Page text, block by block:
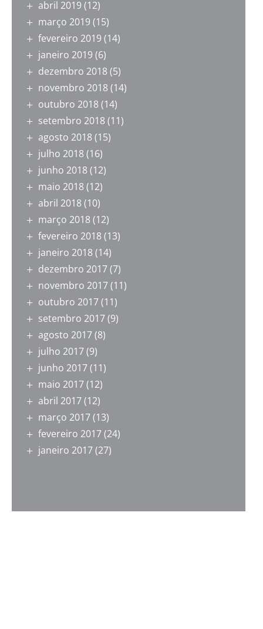
abril 2019(12)
março 2019(15)
fevereiro 2019(14)
janeiro 2019(6)
dezembro 2018(5)
novembro 2018(14)
outubro 2018(14)
setembro 2018(11)
agosto 2018(15)
julho 2018(16)
junho 2018(12)
maio 2018(12)
abril 2018(10)
março 2018(12)
fevereiro 2018(13)
janeiro 2018(14)
dezembro 2017(7)
novembro 2017(11)
outubro 2017(11)
setembro 2017(9)
agosto 2017(8)
julho 2017(9)
junho 2017(11)
maio 2017(12)
abril 2017(12)
março 2017(13)
fevereiro 2017(24)
janeiro 2017(27)